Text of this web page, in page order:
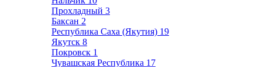
Прохладный 3
Баксан 2
Республика Саха (Якутия) 19
Якутск 8
Покровск 1
Чувашская Республика 17